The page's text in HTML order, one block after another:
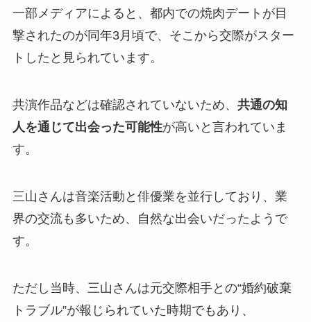
一部メディアによると、都内での焼肉デートが目
撃されたのが同年3月頃で、そこから交際がスター
トしたと見られています。
共演作品などは確認されていないため、 共通の知
人を通じて出会った可能性が高いと言われていま
す。
三山さんは音楽活動と俳優業を並行しており、業
界の交流も多いため、自然な出会いだったようで
す。
ただし当時、三山さんは元交際相手との“婚約破棄
トラブル”が報じられていた時期でもあり、